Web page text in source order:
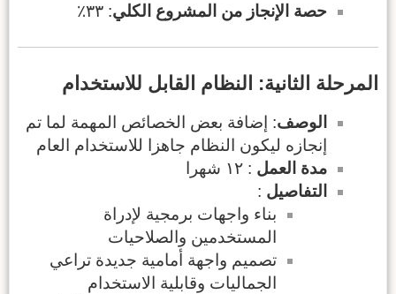
حصة الإنجاز من المشروع الكلي: ٣٣٪
المرحلة الثانية: النظام القابل للاستخدام
الوصف: إضافة بعض الخصائص المهمة لما تم
إنجازه ليكون النظام جاهزا للاستخدام العام
مدة العمل : ١٢ شهرا
التفاصيل :
بناء واجهات برمجية لإدراة
المستخدمين والصلاحيات
تصميم واجهة أمامية جديدة تراعي
الجماليات وقابلية الاستخدام